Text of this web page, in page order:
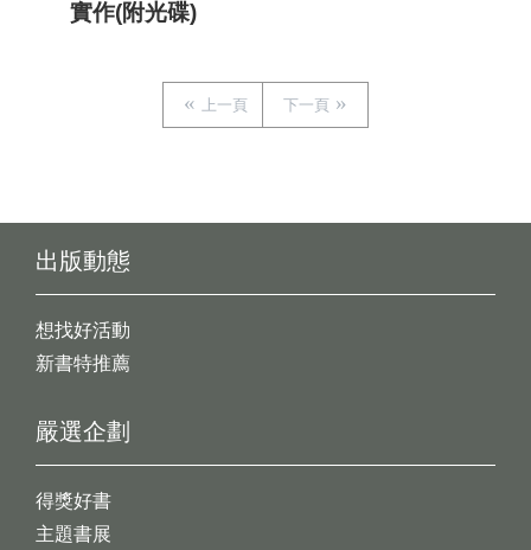
實作(附光碟)
上一頁 下一頁
出版動態
想找好活動
新書特推薦
嚴選企劃
得獎好書
主題書展